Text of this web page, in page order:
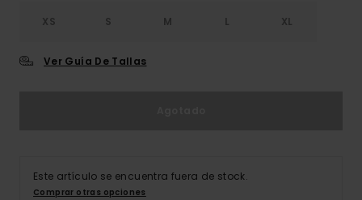
XS S M L XL
Ver Guía De Tallas
Este artículo se encuentra fuera de stock.
Comprar otras opciones